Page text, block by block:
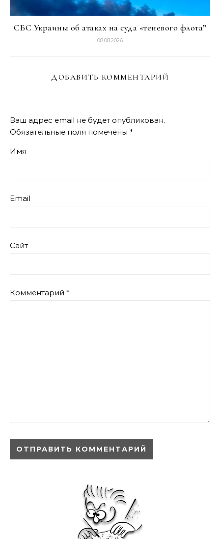
СБС Украины об атаках на суда «теневого флота”
08.08.2026
ДОБАВИТЬ КОММЕНТАРИЙ
Ваш адрес email не будет опубликован.
Обязательные поля помечены *
Имя
Email
Сайт
Комментарий *